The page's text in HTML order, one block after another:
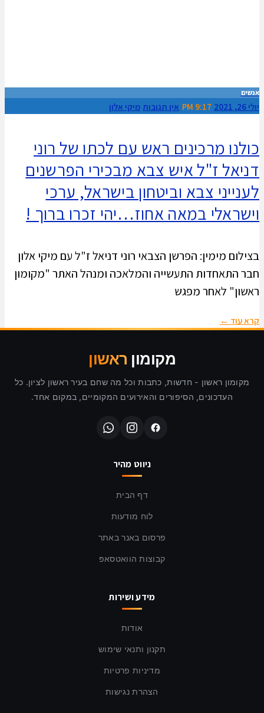
אנשים
יולי 26, 2021 9:17 PM אין תגובות מיקי אלון
כולנו מרכינים ראש עם לכתו של רוני
דניאל ז"ל איש צבא מבכירי הפרשנים
לענייני צבא וביטחון בישראל, ערכי
וישראלי במאה אחוז…יהי זכרו ברוך !
בצילום מימין: הפרשן הצבאי רוני דניאל ז"ל עם מיקי אלון
חבר התאחדות התעשייה והמלאכה ומנהל האתר "מקומון
ראשון" לאחר מפגש
קרא עוד ←
מקומון ראשון
מקומון ראשון - חדשות, כתבות וכל מה שחם בעיר ראשון לציון. כל
העדכונים, הסיפורים והאירועים המקומיים, במקום אחד.
ניווט מהיר
דף הבית
לוח מודעות
פרסום באנר באתר
קבוצות הוואטסאפ
מידע ושירות
אודות
תקנון ותנאי שימוש
מדיניות פרטיות
הצהרת נגישות